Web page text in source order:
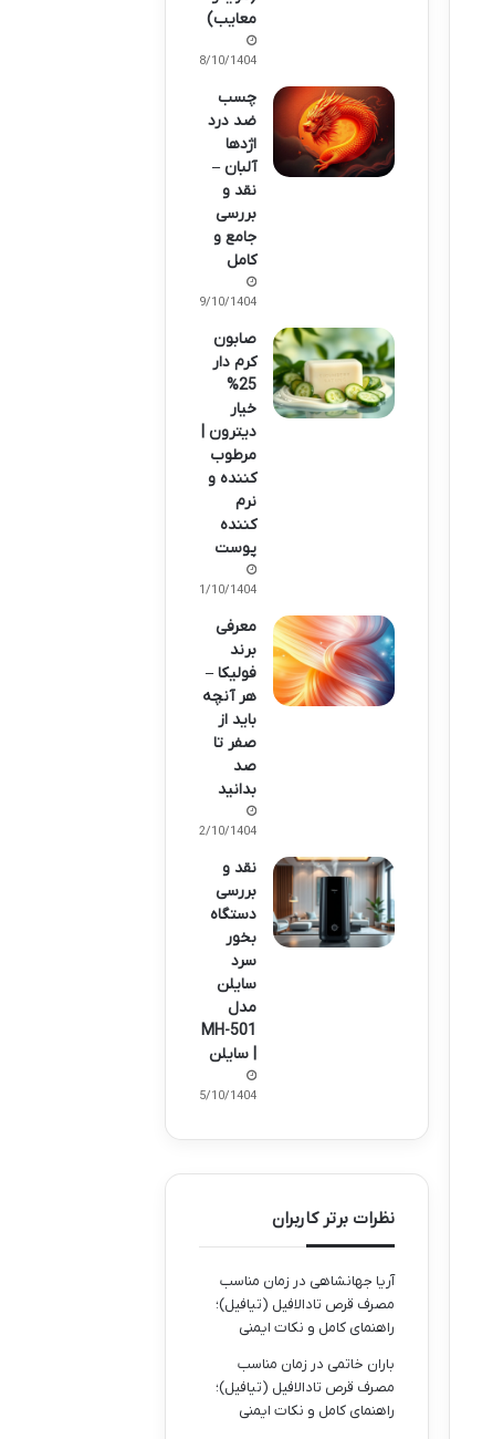
معایب)
08/10/1404
چسب
ضد درد
اژدها
آلبان –
نقد و
بررسی
جامع و
کامل
09/10/1404
صابون
کرم دار
25%
خیار
دیترون |
مرطوب
کننده و
نرم
کننده
پوست
11/10/1404
معرفی
برند
فولیکا –
هر آنچه
باید از
صفر تا
صد
بدانید
12/10/1404
نقد و
بررسی
دستگاه
بخور
سرد
سایلن
مدل
MH-501
| سایلن
15/10/1404
نظرات برتر کاربران
آریا جهانشاهی در زمان مناسب
مصرف قرص تادالافیل (تیافیل)؛
راهنمای کامل و نکات ایمنی
باران خاتمی در زمان مناسب
مصرف قرص تادالافیل (تیافیل)؛
راهنمای کامل و نکات ایمنی